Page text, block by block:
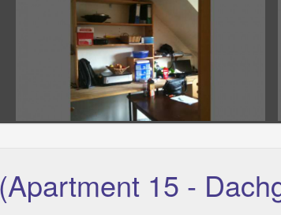
15 -